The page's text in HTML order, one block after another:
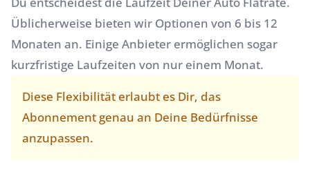
Üblicherweise bieten wir Optionen von 6 bis 12
Monaten an. Einige Anbieter ermöglichen sogar
kurzfristige Laufzeiten von nur einem Monat.
Diese Flexibilität erlaubt es Dir, das
Abonnement genau an Deine Bedürfnisse
anzupassen.